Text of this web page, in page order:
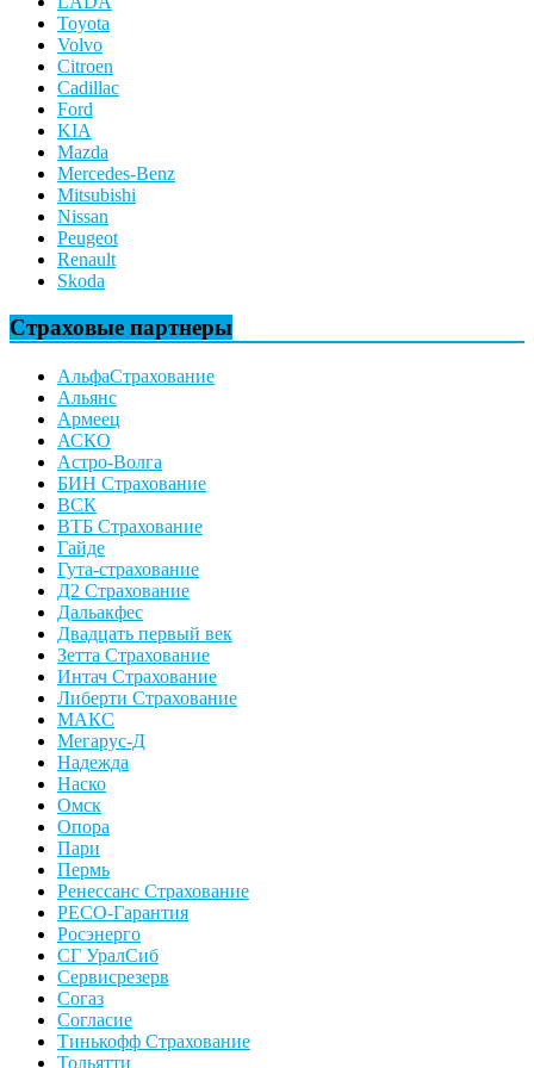
Toyota
Volvo
Citroen
Cadillac
Ford
KIA
Mazda
Mercedes-Benz
Mitsubishi
Nissan
Peugeot
Renault
Skoda
Страховые партнеры
АльфаСтрахование
Альянс
Армеец
АСКО
Астро-Волга
БИН Страхование
ВСК
ВТБ Страхование
Гайде
Гута-страхование
Д2 Страхование
Дальакфес
Двадцать первый век
Зетта Страхование
Интач Страхование
Либерти Страхование
МАКС
Мегарус-Д
Надежда
Наско
Омск
Опора
Пари
Пермь
Ренессанс Страхование
РЕСО-Гарантия
Росэнерго
СГ УралСиб
Сервисрезерв
Согаз
Согласие
Тинькофф Страхование
Тольятти